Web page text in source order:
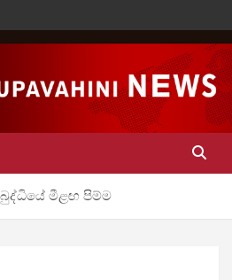
මීළඟ පිම්ම